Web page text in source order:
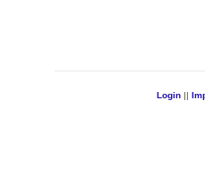
Login ||